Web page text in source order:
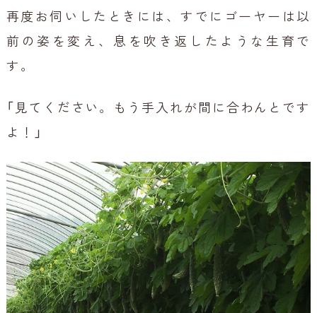
再度お伺いしたときには、すでにゴーヤーは以
前の姿を変え、息を吹き返したような生育で
す。
「見てください。もう手入れが間に合わんとです
よ！」